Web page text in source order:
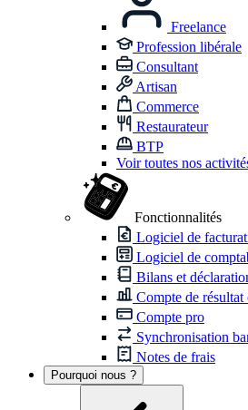
Freelance
Profession libérale
Consultant
Artisan
Commerce
Restaurateur
BTP
Voir toutes nos
Fonctionnalités
Logiciel de
Logiciel de
Bilans et
Compte de résultat
Compte pro
Synchronisation
Notes de frais
Pourquoi nous ?